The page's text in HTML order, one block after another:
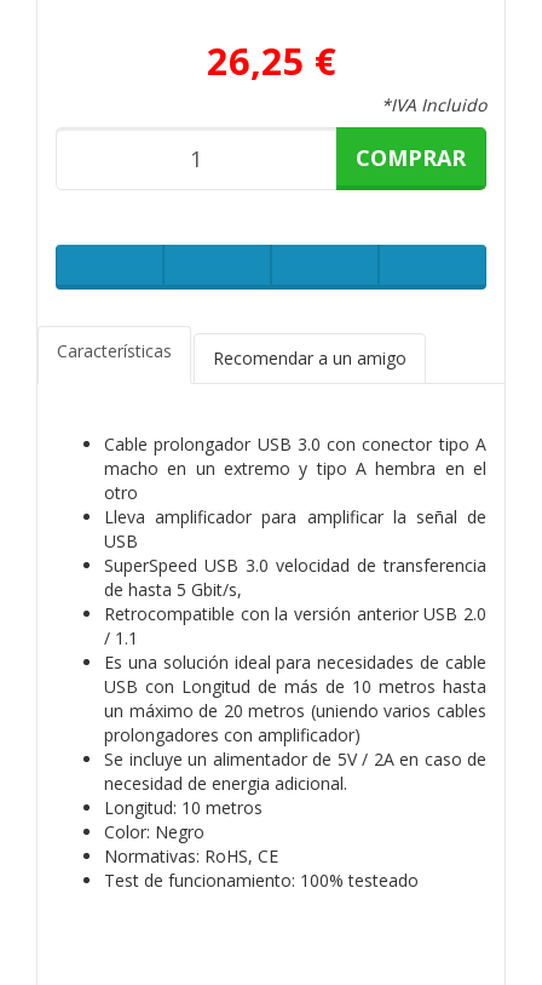
26,25 €
*IVA Incluido
COMPRAR
Características Recomendar a un amigo
Cable prolongador USB 3.0 con conector tipo A
macho en un extremo y tipo A hembra en el
otro
Lleva amplificador para amplificar la señal de
USB
SuperSpeed USB 3.0 velocidad de transferencia
de hasta 5 Gbit/s,
Retrocompatible con la versión anterior USB 2.0
/ 1.1
Es una solución ideal para necesidades de cable
USB con Longitud de más de 10 metros hasta
un máximo de 20 metros (uniendo varios cables
prolongadores con amplificador)
Se incluye un alimentador de 5V / 2A en caso de
necesidad de energia adicional.
Longitud: 10 metros
Color: Negro
Normativas: RoHS, CE
Test de funcionamiento: 100% testeado